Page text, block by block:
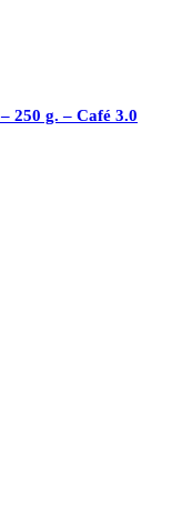
250 g. – Café 3.0